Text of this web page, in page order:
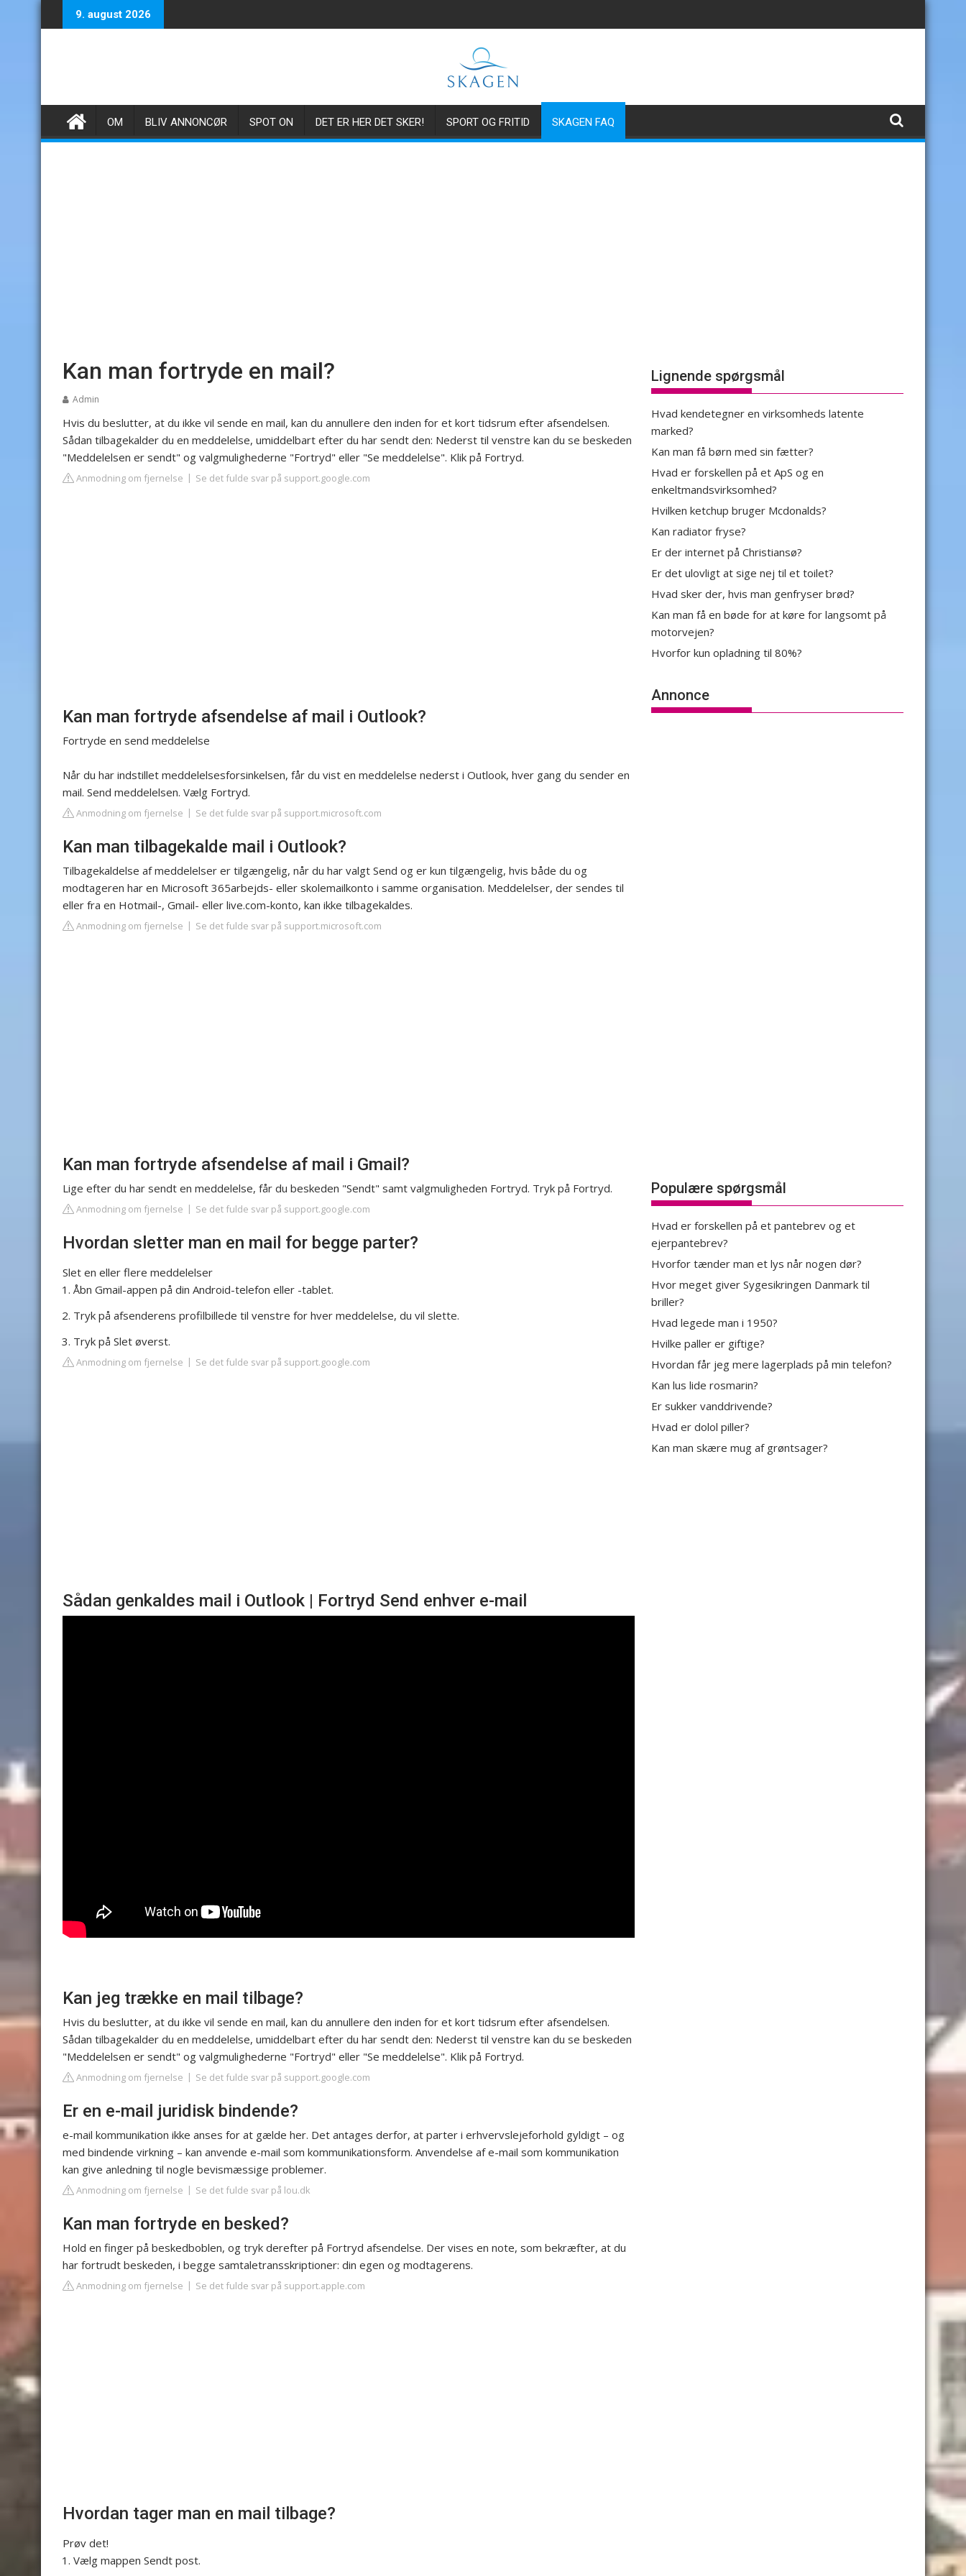
to
9. august 2026
OM BLIV ANNONCØR SPOT ON DET ER HER DET SKER! SPORT OG FRITID SKAGEN FAQ
Kan man fortryde en mail?
Admin
Hvis du beslutter, at du ikke vil sende en mail, kan du annullere den inden for et kort tidsrum efter afsendelsen.
Sådan tilbagekalder du en meddelelse, umiddelbart efter du har sendt den: Nederst til venstre kan du se beskeden
"Meddelelsen er sendt" og valgmulighederne "Fortryd" eller "Se meddelelse". Klik på Fortryd.
Anmodning om fjernelse Se det fulde svar på support.google.com
Kan man fortryde afsendelse af mail i Outlook?
Fortryde en send meddelelse
Når du har indstillet meddelelsesforsinkelsen, får du vist en meddelelse nederst i Outlook, hver gang du sender en
mail. Send meddelelsen. Vælg Fortryd.
Anmodning om fjernelse Se det fulde svar på support.microsoft.com
Kan man tilbagekalde mail i Outlook?
Tilbagekaldelse af meddelelser er tilgængelig, når du har valgt Send og er kun tilgængelig, hvis både du og
modtageren har en Microsoft 365arbejds- eller skolemailkonto i samme organisation. Meddelelser, der sendes til
eller fra en Hotmail-, Gmail- eller live.com-konto, kan ikke tilbagekaldes.
Anmodning om fjernelse Se det fulde svar på support.microsoft.com
Kan man fortryde afsendelse af mail i Gmail?
Lige efter du har sendt en meddelelse, får du beskeden "Sendt" samt valgmuligheden Fortryd. Tryk på Fortryd.
Anmodning om fjernelse Se det fulde svar på support.google.com
Hvordan sletter man en mail for begge parter?
Slet en eller flere meddelelser
Åbn Gmail-appen på din Android-telefon eller -tablet.
Tryk på afsenderens profilbillede til venstre for hver meddelelse, du vil slette.
Tryk på Slet øverst.
Anmodning om fjernelse Se det fulde svar på support.google.com
Sådan genkaldes mail i Outlook | Fortryd Send enhver e-mail
Kan jeg trække en mail tilbage?
Hvis du beslutter, at du ikke vil sende en mail, kan du annullere den inden for et kort tidsrum efter afsendelsen.
Sådan tilbagekalder du en meddelelse, umiddelbart efter du har sendt den: Nederst til venstre kan du se beskeden
"Meddelelsen er sendt" og valgmulighederne "Fortryd" eller "Se meddelelse". Klik på Fortryd.
Anmodning om fjernelse Se det fulde svar på support.google.com
Er en e-mail juridisk bindende?
e-mail kommunikation ikke anses for at gælde her. Det antages derfor, at parter i erhvervslejeforhold gyldigt – og
med bindende virkning – kan anvende e-mail som kommunikationsform. Anvendelse af e-mail som kommunikation
kan give anledning til nogle bevismæssige problemer.
Anmodning om fjernelse Se det fulde svar på lou.dk
Kan man fortryde en besked?
Hold en finger på beskedboblen, og tryk derefter på Fortryd afsendelse. Der vises en note, som bekræfter, at du
har fortrudt beskeden, i begge samtaletransskriptioner: din egen og modtagerens.
Anmodning om fjernelse Se det fulde svar på support.apple.com
Hvordan tager man en mail tilbage?
Prøv det!
Vælg mappen Sendt post.
Lignende spørgsmål
Hvad kendetegner en virksomheds latente
marked?
Kan man få børn med sin fætter?
Hvad er forskellen på et ApS og en
enkeltmandsvirksomhed?
Hvilken ketchup bruger Mcdonalds?
Kan radiator fryse?
Er der internet på Christiansø?
Er det ulovligt at sige nej til et toilet?
Hvad sker der, hvis man genfryser brød?
Kan man få en bøde for at køre for langsomt på
motorvejen?
Hvorfor kun opladning til 80%?
Annonce
Populære spørgsmål
Hvad er forskellen på et pantebrev og et
ejerpantebrev?
Hvorfor tænder man et lys når nogen dør?
Hvor meget giver Sygesikringen Danmark til
briller?
Hvad legede man i 1950?
Hvilke paller er giftige?
Hvordan får jeg mere lagerplads på min telefon?
Kan lus lide rosmarin?
Er sukker vanddrivende?
Hvad er dolol piller?
Kan man skære mug af grøntsager?